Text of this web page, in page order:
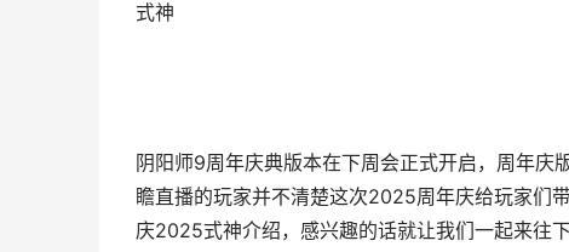
式神
阴阳师9周年庆典版本在下周会正式开启，周年庆
瞻直播的玩家并不清楚这次2025周年庆给玩家们
庆2025式神介绍，感兴趣的话就让我们一起来往下